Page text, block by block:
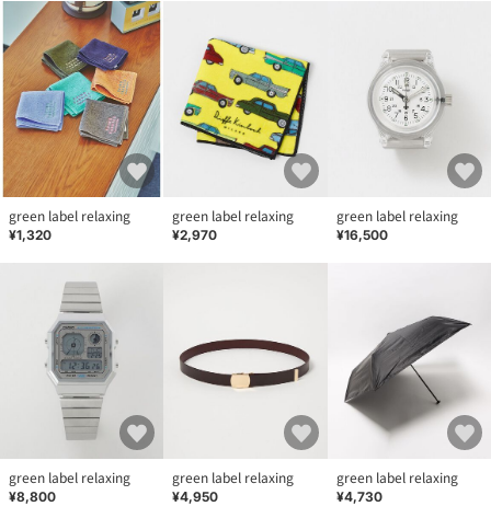
green label relaxing
¥1,320
green label relaxing
¥2,970
green label relaxing
¥16,500
green label relaxing
¥8,800
green label relaxing
¥4,950
green label relaxing
¥4,730